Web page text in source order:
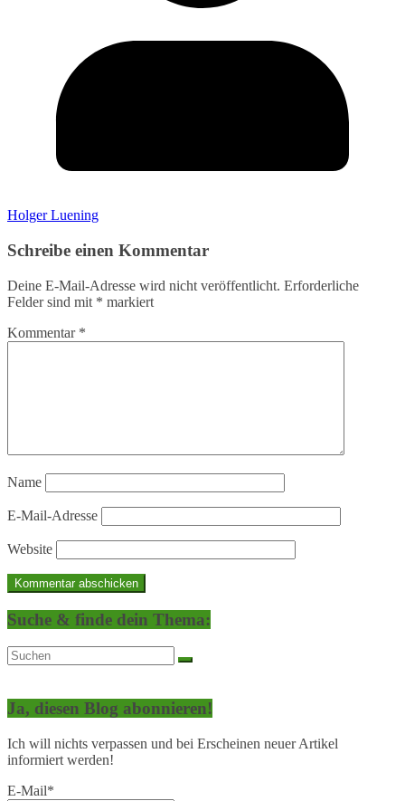
Holger Luening
Schreibe einen Kommentar
Deine E-Mail-Adresse wird nicht veröffentlicht. Erforderliche
Felder sind mit * markiert
Kommentar *
Name
E-Mail-Adresse
Website
Suche & finde dein Thema:
Ja, diesen Blog abonnieren!
Ich will nichts verpassen und bei Erscheinen neuer Artikel
informiert werden!
E-Mail*